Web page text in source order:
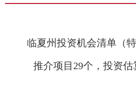
临夏州投资机会清单（
推介项目29个，投资估